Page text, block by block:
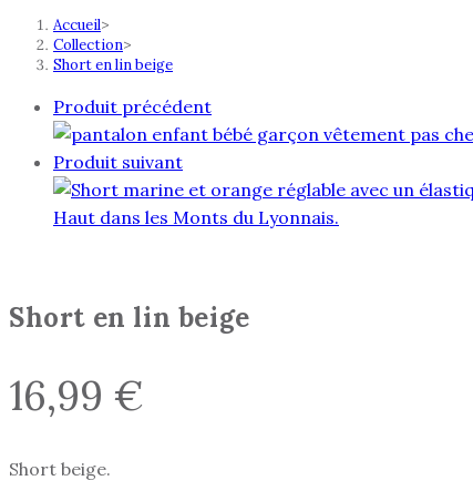
Accueil>
Collection>
Short en lin beige
Produit précédent
Produit suivant
Short en lin beige
16,99 €
Short beige.